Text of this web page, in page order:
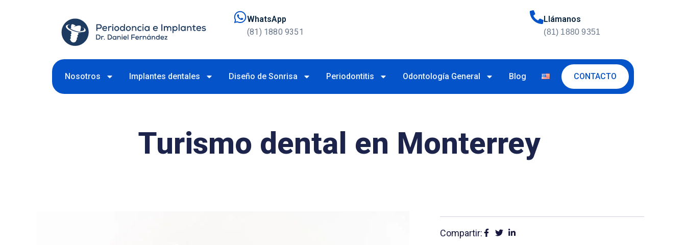
WhatsApp
(81) 1880 9351
Llámanos
(81) 1880 9351
Nosotros Implantes dentales Diseño de Sonrisa Periodontitis Odontología General Blog CONTACTO
Turismo dental en Monterrey
Compartir: